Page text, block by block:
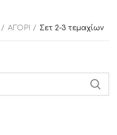
ΑΓΟΡΙ Σετ 2-3 τεμαχίων